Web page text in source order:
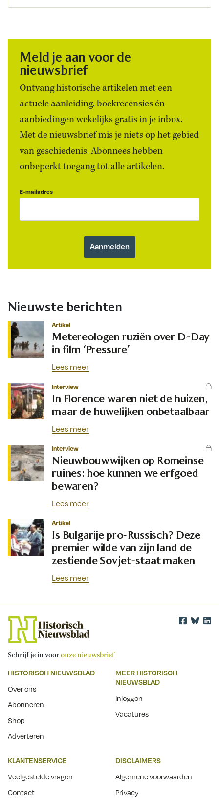
Meld je aan voor de
nieuwsbrief
Ontvang historische artikelen met een
actuele aanleiding, boekrecensies én
aanbiedingen wekelijks gratis in je inbox.
Met de nieuwsbrief mis je niets op het gebied
van geschiedenis. Abonnees hebben
onbeperkt toegang tot alle artikelen.
E-mailadres
Nieuwste berichten
Artikel
Metereologen ruziën over D-Day
in film ‘Pressure’
Lees meer
Interview
In Florence waren niet de huizen,
maar de huwelijken onbetaalbaar
Lees meer
Interview
Nieuwbouwwijken op Romeinse
ruïnes: hoe kunnen we erfgoed
bewaren?
Lees meer
Artikel
Is Bulgarije pro-Russisch? Deze
premier wilde van zijn land de
zestiende Sovjet-staat maken
Lees meer
Schrijf je in vooronze nieuwsbrief
HISTORISCH NIEUWSBLAD
Over ons
Abonneren
Shop
Adverteren
MEER HISTORISCH
NIEUWSBLAD
Inloggen
Vacatures
KLANTENSERVICE
Veelgestelde vragen
Contact
DISCLAIMERS
Algemene voorwaarden
Privacy